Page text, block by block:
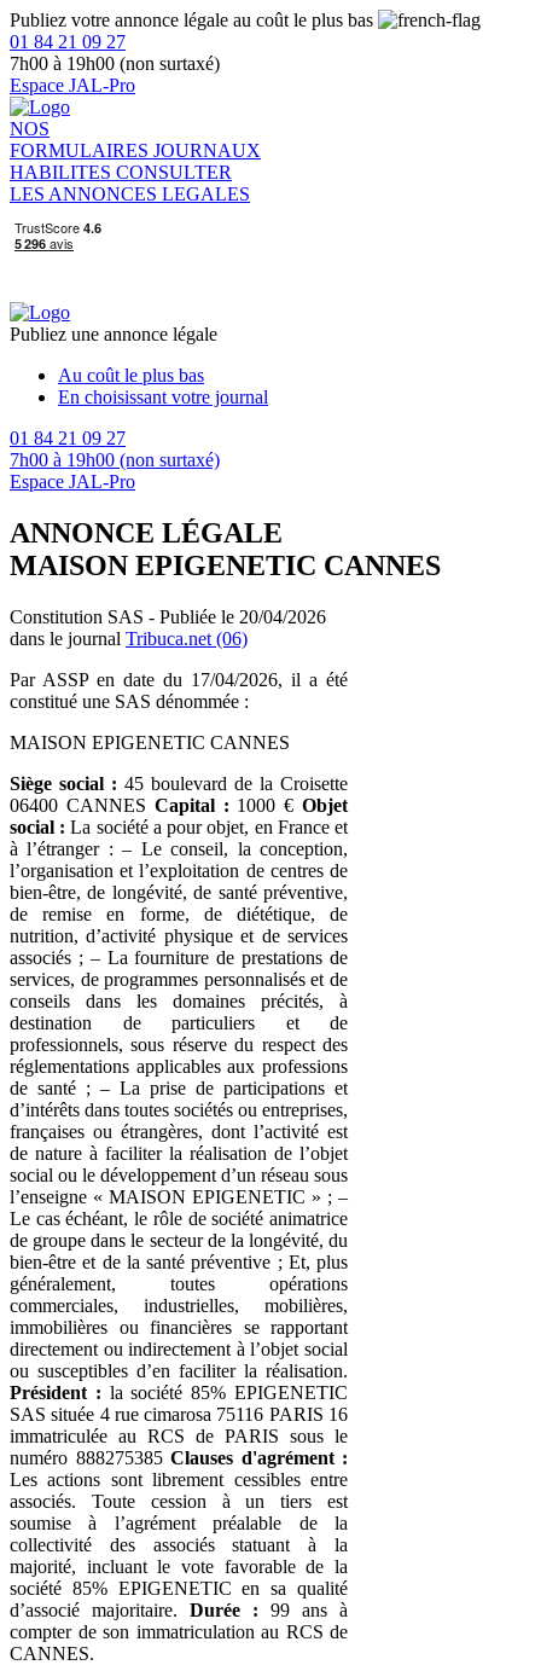
Publiez votre annonce légale au coût le plus bas
01 84 21 09 27
7h00 à 19h00 (non surtaxé)
Espace JAL-Pro
NOS
FORMULAIRES JOURNAUX
HABILITES CONSULTER
LES ANNONCES LEGALES
Publiez une annonce légale
Au coût le plus bas
En choisissant votre journal
01 84 21 09 27
7h00 à 19h00 (non surtaxé)
Espace JAL-Pro
ANNONCE LÉGALE
MAISON EPIGENETIC CANNES
Constitution SAS - Publiée le 20/04/2026
dans le journal Tribuca.net (06)
Par ASSP en date du 17/04/2026, il a été
constitué une SAS dénommée :
MAISON EPIGENETIC CANNES
Siège social : 45 boulevard de la Croisette
06400 CANNES Capital : 1000 €Objet
social : La société a pour objet, en France et
à l’étranger : – Le conseil, la conception,
l’organisation et l’exploitation de centres de
bien-être, de longévité, de santé préventive,
de remise en forme, de diététique, de
nutrition, d’activité physique et de services
associés ; – La fourniture de prestations de
services, de programmes personnalisés et de
conseils dans les domaines précités, à
destination de particuliers et de
professionnels, sous réserve du respect des
réglementations applicables aux professions
de santé ; – La prise de participations et
d’intérêts dans toutes sociétés ou entreprises,
françaises ou étrangères, dont l’activité est
de nature à faciliter la réalisation de l’objet
social ou le développement d’un réseau sous
l’enseigne « MAISON EPIGENETIC » ; –
Le cas échéant, le rôle de société animatrice
de groupe dans le secteur de la longévité, du
bien-être et de la santé préventive ; Et, plus
généralement, toutes opérations
commerciales, industrielles, mobilières,
immobilières ou financières se rapportant
directement ou indirectement à l’objet social
ou susceptibles d’en faciliter la réalisation.
Président : la société 85% EPIGENETIC
SAS située 4 rue cimarosa 75116 PARIS 16
immatriculée au RCS de PARIS sous le
numéro 888275385 Clauses d'agrément :
Les actions sont librement cessibles entre
associés. Toute cession à un tiers est
soumise à l’agrément préalable de la
collectivité des associés statuant à la
majorité, incluant le vote favorable de la
société 85% EPIGENETIC en sa qualité
d’associé majoritaire. Durée : 99 ans à
compter de son immatriculation au RCS de
CANNES.